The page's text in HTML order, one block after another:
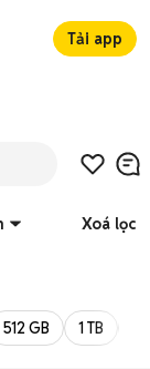
Tải app
Xoá lọc
512 GB 1 TB